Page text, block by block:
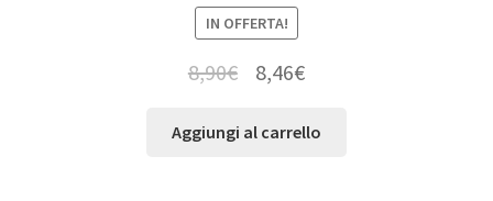
IN OFFERTA!
8,90€ 8,46€
Aggiungi al carrello